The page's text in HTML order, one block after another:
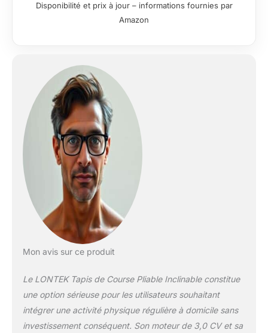
genoux de 30 %,
20 % et permet un
entraînement
domestique efficace.
inclinable utilise une
technologie de bande
de roulement
composite à
d’amortissement
système
d’amortissement
complet. Il absorbe
Disponibilité et prix à jour – informations fournies par
Amazon
Mon avis sur ce produit
Le LONTEK Tapis de Course Pliable Inclinable constitue
une option sérieuse pour les utilisateurs souhaitant
intégrer une activité physique régulière à domicile sans
investissement conséquent. Son moteur de 3,0 CV et sa